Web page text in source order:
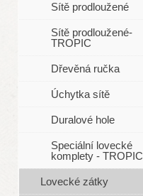
Sítě prodloužené
Sítě prodloužené-
TROPIC
Dřevěná ručka
Úchytka sítě
Duralové hole
Speciální lovecké
komplety - TROPIC
Lovecké zátky